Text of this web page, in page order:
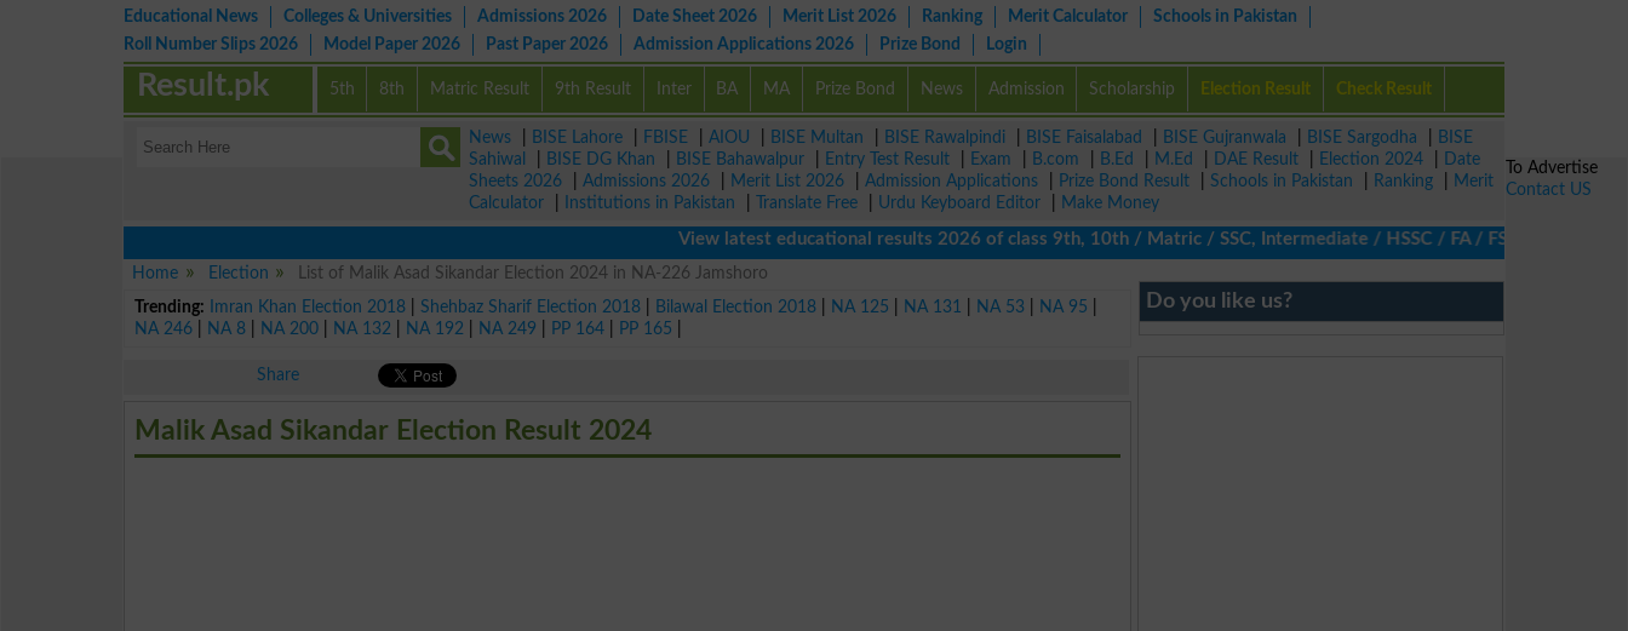
Educational News Colleges & Universities Admissions 2026 Date Sheet 2026 Merit List 2026 Ranking Merit Calculator
Schools in Pakistan
Roll Number Slips 2026
Model Paper 2026 Past Paper 2026 Admission Applications 2026 Prize Bond Login
5th 8th Matric Result 9th Result Inter BA MA Prize Bond News Admission Scholarship Election Result Check Result
Result.pk
News BISE Lahore FBISE AIOU BISE Multan BISE Rawalpindi BISE Faisalabad BISE Gujranwala BISE Sargodha
BISE
Sahiwal
BISE DG Khan BISE Bahawalpur Entry Test Result Exam B.com B.Ed M.Ed DAE Result Election 2024
Date
Sheets 2026
Admissions 2026 Merit List 2026 Admission Applications Prize Bond Result Schools in Pakistan Ranking
Merit
Calculator
Institutions in Pakistan Translate Free Urdu Keyboard Editor
Make Money
View latest educational results 2026 of class 9th, 10th / Matric / SSC, Intermediate / HSSC / FA / FSc / Inter, 5th /
Home
Election
List of Malik Asad Sikandar Election 2024 in NA-226 Jamshoro
Trending:
Imran Khan Election 2018 |Shehbaz Sharif Election 2018 Bilawal Election 2018 NA 125 NA 131 NA 53 NA 95
NA 246
NA 8 NA 200 NA 132 NA 192 NA 249 PP 164 PP 165
Share
Malik Asad Sikandar Election Result 2024
Do you like us?
To Advertise
Contact US